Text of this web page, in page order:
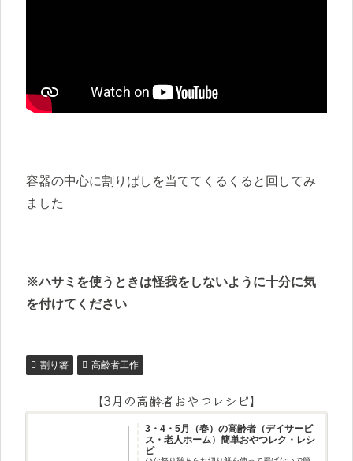
容器の中心に割りばしを当ててくるくると回してみ
ました
※ハサミを使うときは怪我をしないように十分に気
を付けてください
割り箸 高齢者工作
【3月の高齢者おやつレシピ】
3・4・5月（春）の高齢者（デイサービ
ス・老人ホーム）簡単おやつレク・レシ
ピ